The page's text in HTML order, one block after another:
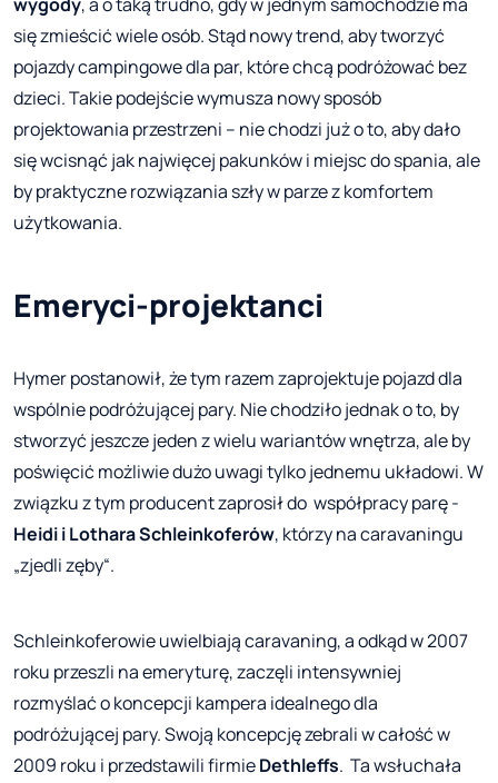
się zmieścić wiele osób. Stąd nowy trend, aby tworzyć
pojazdy campingowe dla par, które chcą podróżować bez
dzieci. Takie podejście wymusza nowy sposób
projektowania przestrzeni – nie chodzi już o to, aby dało
się wcisnąć jak najwięcej pakunków i miejsc do spania, ale
by praktyczne rozwiązania szły w parze z komfortem
użytkowania.
Emeryci-projektanci
Hymer postanowił, że tym razem zaprojektuje pojazd dla
wspólnie podróżującej pary. Nie chodziło jednak o to, by
stworzyć jeszcze jeden z wielu wariantów wnętrza, ale by
poświęcić możliwie dużo uwagi tylko jednemu układowi. W
związku z tym producent zaprosił do współpracy parę -
Heidi i Lothara Schleinkoferów, którzy na caravaningu
„zjedli zęby“.
Schleinkoferowie uwielbiają caravaning, a odkąd w 2007
roku przeszli na emeryturę, zaczęli intensywniej
rozmyślać o koncepcji kampera idealnego dla
podróżującej pary. Swoją koncepcję zebrali w całość w
2009 roku i przedstawili firmieDethleffs. Ta wsłuchała